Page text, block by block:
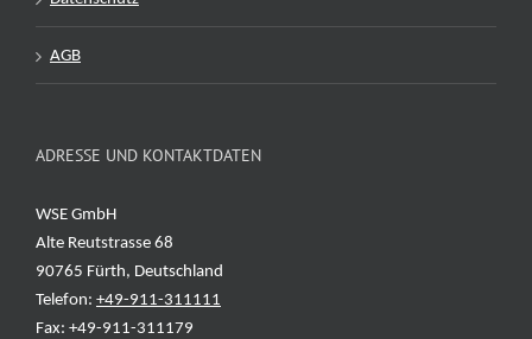
AGB
ADRESSE UND KONTAKTDATEN
WSE GmbH
Alte Reutstrasse 68
90765 Fürth, Deutschland
Telefon: +49-911-311111
Fax: +49-911-311179